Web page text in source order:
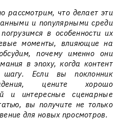
рассмотрим, что делает эти
и популярными среди
в особенности их
моменты, влияющие на
почему именно они
в эпоху, когда контент
Если вы поклонник
цените хорошо
и интересные сценарные
вы получите не только
для новых просмотров.